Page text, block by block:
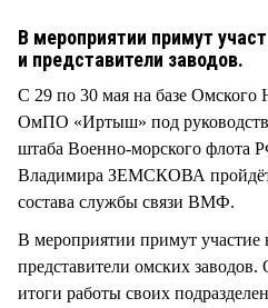
В мероприятии примут
и представители заводов.
С 29 по 30 мая на базе
ОмПО «Иртыш» под
штаба Военно-морского флота
Владимира ЗЕМСКОВА пройдёт
состава службы связи ВМФ.
В мероприятии примут участие
представители омских
итоги работы своих